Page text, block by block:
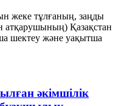
жеке тұлғаның, заңды
атқарушының) Қазақстан
шектеу және уақытша
әкiмшiлiк